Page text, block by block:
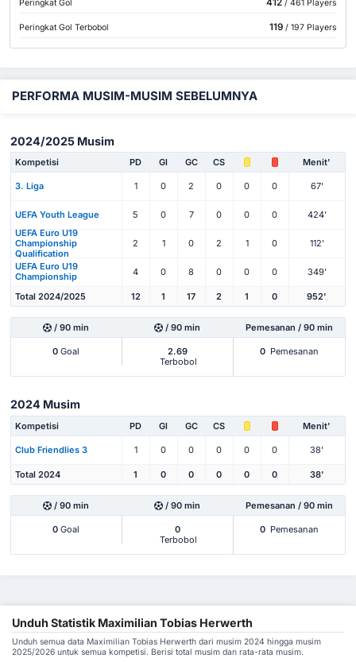
Peringkat Gol / 461 Players
Peringkat Gol Terbobol 119/ 197 Players
PERFORMA MUSIM-MUSIM SEBELUMNYA
2024/2025 Musim
Kompetisi PD Gl GC CS Menit'
3. Liga 1 0 2 0 0 0 67'
UEFA Youth League 5 0 7 0 0 0
424'
UEFA Euro U19
Championship
Qualification
2 1 0 2 1 0 112'
UEFA Euro U19
Championship
4 0 8 0 0 0 349'
Total 2024/2025 12 1 17 2 1 0 952'
/ 90 min / 90 min Pemesanan / 90 min
0 Goal
2.69
Terbobol
0 Pemesanan
2024 Musim
Kompetisi PD Gl GC CS Menit'
Club Friendlies 3 1 0 0 0 0 0 38'
Total 2024 1 0 0 0 0 0 38'
/ 90 min / 90 min Pemesanan / 90 min
0 Goal
0
Terbobol
0 Pemesanan
Unduh Statistik Maximilian Tobias Herwerth
Unduh semua data Maximilian Tobias Herwerth dari musim 2024 hingga musim
2025/2026 untuk semua kompetisi. Berisi total musim dan rata-rata musim.